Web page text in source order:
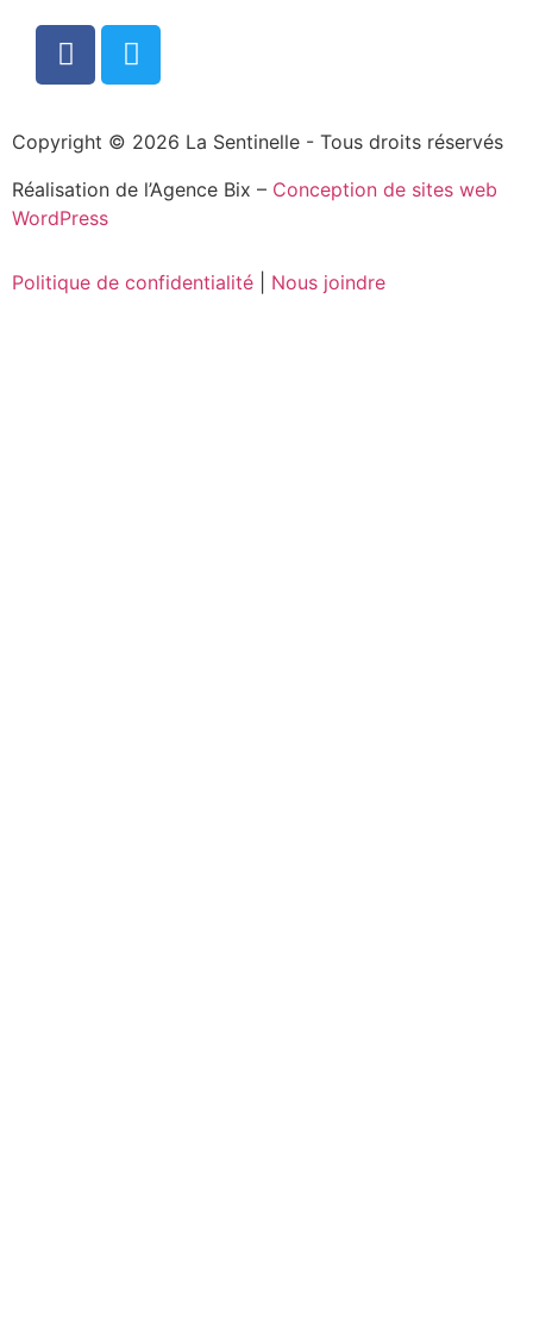
Copyright © 2026 La Sentinelle - Tous droits réservés
Réalisation de l’Agence Bix – Conception de sites web
WordPress
Politique de confidentialité Nous joindre